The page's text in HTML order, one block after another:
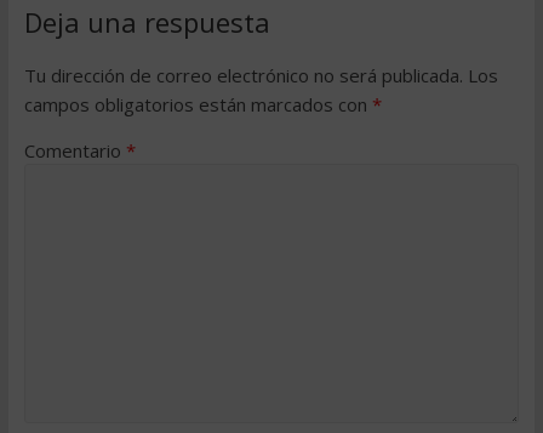
Deja una respuesta
Tu dirección de correo electrónico no será publicada. Los
campos obligatorios están marcados con *
Comentario *